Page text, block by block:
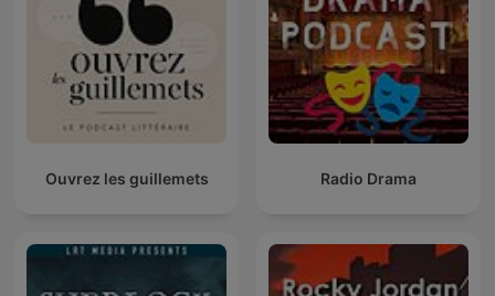
Ouvrez les guillemets Radio Drama